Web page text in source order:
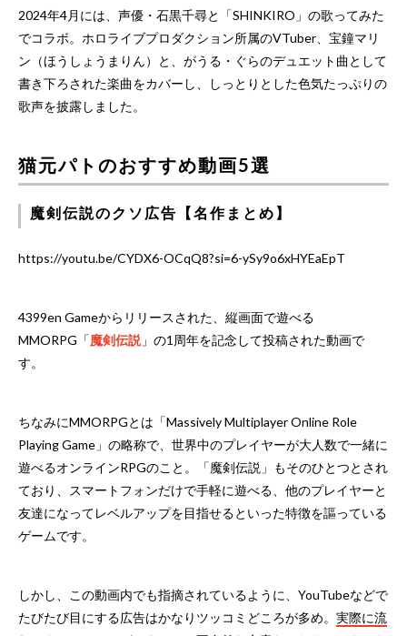
2024年4月には、声優・石黒千尋と「SHINKIRO」の歌ってみた
でコラボ。ホロライブプロダクション所属のVTuber、宝鐘マリ
ン（ほうしょうまりん）と、がうる・ぐらのデュエット曲として
書き下ろされた楽曲をカバーし、しっとりとした色気たっぷりの
歌声を披露しました。
猫元パトのおすすめ動画5選
魔剣伝説のクソ広告【名作まとめ】
https://youtu.be/CYDX6-OCqQ8?si=6-ySy9o6xHYEaEpT
4399en Gameからリリースされた、縦画面で遊べる
MMORPG「魔剣伝説 」の1周年を記念して投稿された動画で
す。
ちなみにMMORPGとは「Massively Multiplayer Online Role
Playing Game」の略称で、世界中のプレイヤーが大人数で一緒に
遊べるオンラインRPGのこと。「魔剣伝説」もそのひとつとされ
ており、スマートフォンだけで手軽に遊べる、他のプレイヤーと
友達になってレベルアップを目指せるといった特徴を謳っている
ゲームです。
しかし、この動画内でも指摘されているように、YouTubeなどで
たびたび目にする広告はかなりツッコミどころが多め。 実際に流